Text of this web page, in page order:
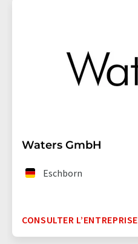
Waters GmbH
Eschborn
CONSULTER L’ENTREPRISE